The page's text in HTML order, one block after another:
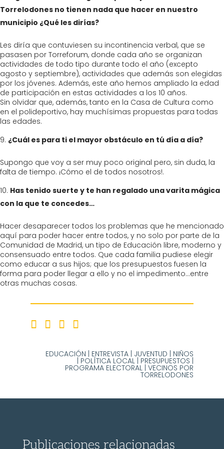
Torrelodones no tienen nada que hacer en nuestro
municipio ¿Qué les dirías?
Les diría que contuviesen su incontinencia verbal, que se
pasasen por Torreforum, donde cada año se organizan
actividades de todo tipo durante todo el año (excepto
agosto y septiembre), actividades que además son elegidas
por los jóvenes. Además, este año hemos ampliado la edad
de participación en estas actividades a los 10 años.
Sin olvidar que, además, tanto en la Casa de Cultura como
en el polideportivo, hay muchísimas propuestas para todas
las edades.
¿Cuál es para ti el mayor obstáculo en tú día a día?
Supongo que voy a ser muy poco original pero, sin duda, la
falta de tiempo. ¡Cómo el de todos nosotros!.
Has tenido suerte y te han regalado una varita mágica
con la que te concedes…
Hacer desaparecer todos los problemas que he mencionado
aquí para poder hacer entre todos, y no solo por parte de la
Comunidad de Madrid, un tipo de Educación libre, moderno y
consensuado entre todos. Que cada familia pudiese elegir
como educar a sus hijos; que los presupuestos fuesen la
forma para poder llegar a ello y no el impedimento…entre
otras muchas cosas.
EDUCACIÓN ENTREVISTA JUVENTUD NIÑOS
POLÍTICA LOCAL PRESUPUESTOS
PROGRAMA ELECTORAL |VECINOS POR
TORRELODONES
Publicaciones relacionadas